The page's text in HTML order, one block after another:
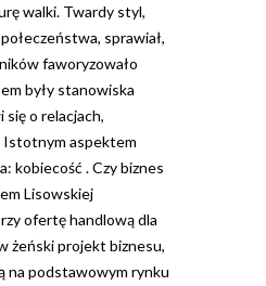
walki. Twardy styl,
sprawiał,
faworyzowało
były stanowiska
się o relacjach,
aspektem
kobiecość . Czy biznes
Lisowskiej
ofertę handlową dla
żeński projekt biznesu,
na podstawowym rynku